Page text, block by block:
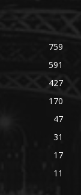
759
591
427
170
47
31
17
11